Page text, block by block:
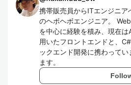
携帯販売員からITエンジニア
のヘボヘボエンジニア。
を中心に経験を積み、現在
用いたフロントエンドと、
ックエンド開発に携わって
ます。